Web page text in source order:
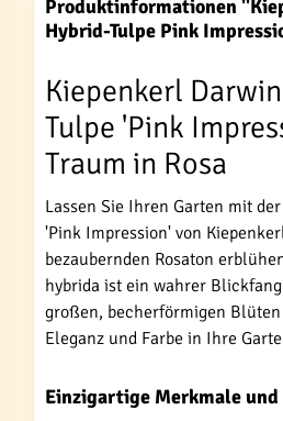
Produktinformationen
Hybrid-Tulpe Pink
Kiepenkerl
Tulpe 'Pink
Traum in Rosa
Lassen Sie Ihren Garten mit
'Pink Impression' von
bezaubernden Rosaton
hybrida ist ein wahrer
großen, becherförmigen
Eleganz und Farbe in Ihre
Einzigartige Merkmale